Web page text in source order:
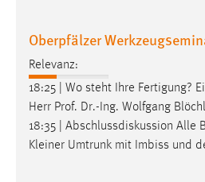
Oberpfälzer
Relevanz:
18:25 | Wo steht Ihre Fertigung?
Herr Prof. Dr.-Ing. Wolfgang
18:35 | Abschlussdiskussion Alle
Kleiner Umtrunk mit Imbiss und
Um Inhalte von
Plattformen anzeigen zu
externen Medien Cookies
YouTube